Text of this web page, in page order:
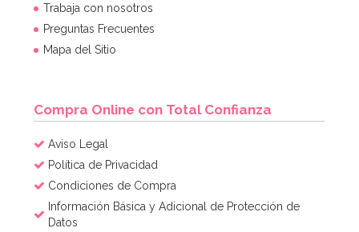
AÑADIR
Trabaja con nosotros
Preguntas Frecuentes
Mapa del Sitio
Compra Online con Total Confianza
Aviso Legal
Política de Privacidad
Condiciones de Compra
Información Básica y Adicional de Protección de
Datos